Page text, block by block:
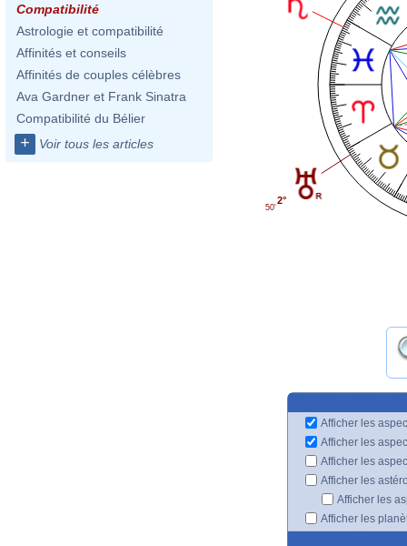
Compatibilité
Astrologie et compatibilité
Affinités et conseils
Affinités de couples célèbres
Ava Gardner et Frank Sinatra
Compatibilité du Bélier
+ Voir tous les articles
2°
50'
Afficher les
Afficher les
Afficher les
Afficher les
Afficher les
Afficher les